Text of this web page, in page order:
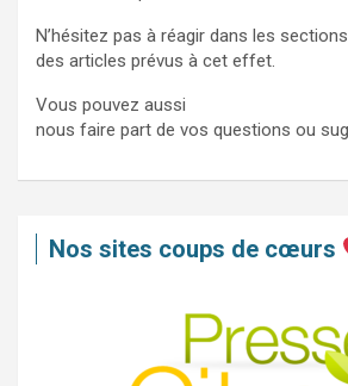
N’hésitez pas à réagir dans les
des articles prévus à cet effet.
Vous pouvez aussi
nous faire part de vos questions ou
Nos sites coups de cœurs